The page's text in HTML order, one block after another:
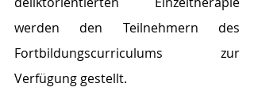
werden den Teilnehmern des
Fortbildungscurriculums zur
Verfügung gestellt.